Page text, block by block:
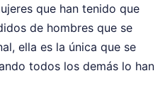
que han tenido que
de hombres que se
ella es la única que se
todos los demás lo han